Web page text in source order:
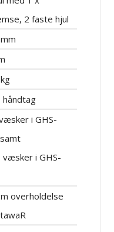
2 faste hjul
håndtag
i GHS-
væsker i GHS-
overholdelse